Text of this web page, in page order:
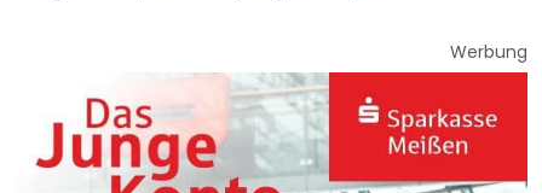
Werbung